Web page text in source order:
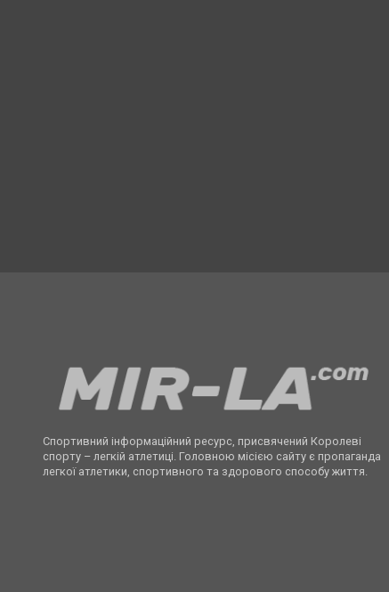
Спортивний інформаційний ресурс, присвячений Королеві
спорту – легкій атлетиці. Головною місією сайту є пропаганда
легкої атлетики, спортивного та здорового способу життя.